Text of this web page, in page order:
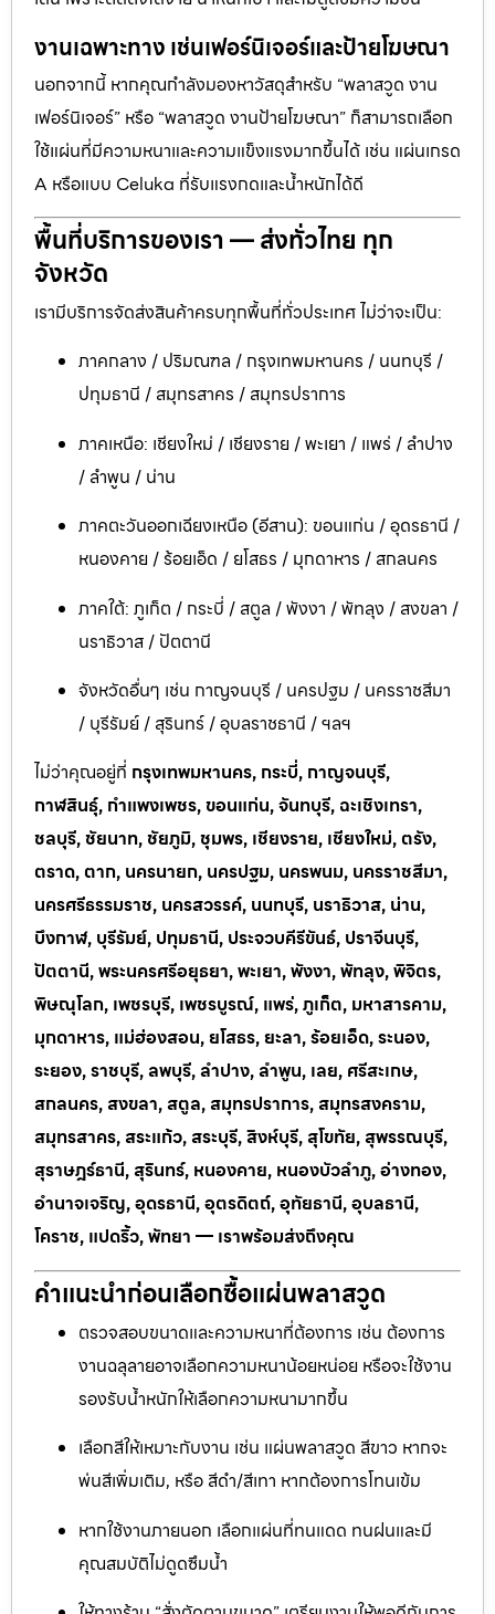
งานเฉพาะทาง เช่นเฟอร์นิเจอร์และป้ายโฆษณา
นอกจากนี้ หากคุณกำลังมองหาวัสดุสำหรับ “พลาสวูด งาน
เฟอร์นิเจอร์” หรือ “พลาสวูด งานป้ายโฆษณา” ก็สามารถเลือก
ใช้แผ่นที่มีความหนาและความแข็งแรงมากขึ้นได้ เช่น แผ่นเกรด
A หรือแบบ Celuka ที่รับแรงกดและน้ำหนักได้ดี
พื้นที่บริการของเรา — ส่งทั่วไทย ทุก
จังหวัด
เรามีบริการจัดส่งสินค้าครบทุกพื้นที่ทั่วประเทศ ไม่ว่าจะเป็น:
ภาคกลาง / ปริมณฑล / กรุงเทพมหานคร / นนทบุรี /
ปทุมธานี / สมุทรสาคร / สมุทรปราการ
ภาคเหนือ: เชียงใหม่ / เชียงราย / พะเยา / แพร่ / ลำปาง
/ ลำพูน / น่าน
ภาคตะวันออกเฉียงเหนือ (อีสาน): ขอนแก่น / อุดรธานี /
หนองคาย / ร้อยเอ็ด / ยโสธร / มุกดาหาร / สกลนคร
ภาคใต้: ภูเก็ต / กระบี่ / สตูล / พังงา / พัทลุง / สงขลา /
นราธิวาส / ปัตตานี
จังหวัดอื่นๆ เช่น กาญจนบุรี / นครปฐม / นครราชสีมา
/ บุรีรัมย์ / สุรินทร์ / อุบลราชธานี / ฯลฯ
ไม่ว่าคุณอยู่ที่ กรุงเทพมหานคร, กระบี่, กาญจนบุรี,
กาฬสินธุ์, กำแพงเพชร, ขอนแก่น, จันทบุรี, ฉะเชิงเทรา,
ชลบุรี, ชัยนาท, ชัยภูมิ, ชุมพร, เชียงราย, เชียงใหม่, ตรัง,
ตราด, ตาก, นครนายก, นครปฐม, นครพนม, นครราชสีมา,
นครศรีธรรมราช, นครสวรรค์, นนทบุรี, นราธิวาส, น่าน,
บึงกาฬ, บุรีรัมย์, ปทุมธานี, ประจวบคีรีขันธ์, ปราจีนบุรี,
ปัตตานี, พระนครศรีอยุธยา, พะเยา, พังงา, พัทลุง, พิจิตร,
พิษณุโลก, เพชรบุรี, เพชรบูรณ์, แพร่, ภูเก็ต, มหาสารคาม,
มุกดาหาร, แม่ฮ่องสอน, ยโสธร, ยะลา, ร้อยเอ็ด, ระนอง,
ระยอง, ราชบุรี, ลพบุรี, ลำปาง, ลำพูน, เลย, ศรีสะเกษ,
สกลนคร, สงขลา, สตูล, สมุทรปราการ, สมุทรสงคราม,
สมุทรสาคร, สระแก้ว, สระบุรี, สิงห์บุรี, สุโขทัย, สุพรรณบุรี,
สุราษฎร์ธานี, สุรินทร์, หนองคาย, หนองบัวลำภู, อ่างทอง,
อำนาจเจริญ, อุดรธานี, อุตรดิตถ์, อุทัยธานี, อุบลธานี,
โคราช, แปดริ้ว, พัทยา — เราพร้อมส่งถึงคุณ
คำแนะนำก่อนเลือกซื้อแผ่นพลาสวูด
ตรวจสอบขนาดและความหนาที่ต้องการ เช่น ต้องการ
งานฉลุลายอาจเลือกความหนาน้อยหน่อย หรือจะใช้งาน
รองรับน้ำหนักให้เลือกความหนามากขึ้น
เลือกสีให้เหมาะกับงาน เช่น แผ่นพลาสวูด สีขาว หากจะ
พ่นสีเพิ่มเติม, หรือ สีดำ/สีเทา หากต้องการโทนเข้ม
หากใช้งานภายนอก เลือกแผ่นที่ทนแดด ทนฝนและมี
คุณสมบัติไม่ดูดซึมน้ำ